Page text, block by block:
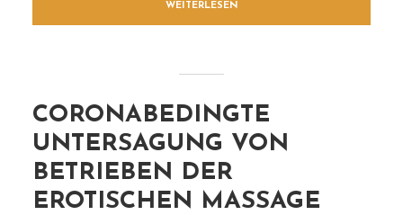
WEITERLESEN
CORONABEDINGTE
UNTERSAGUNG VON
BETRIEBEN DER
EROTISCHEN MASSAGE